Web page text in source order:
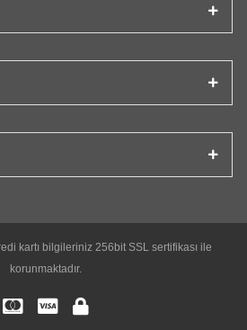
kartı bilgileriniz 256bit SSL sertifikası ile
korunmaktadır.